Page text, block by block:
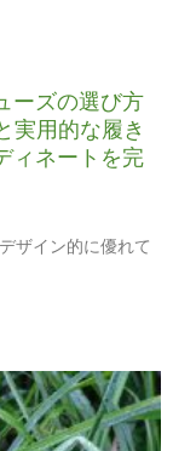
ーズの選び方
実用的な履き
ィネートを完
ザイン的に優れて